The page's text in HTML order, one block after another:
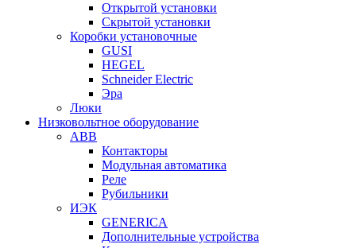
Открытой установки
Скрытой установки
Коробки установочные
GUSI
HEGEL
Schneider Electric
Эра
Люки
Низковольтное оборудование
ABB
Контакторы
Модульная автоматика
Реле
Рубильники
ИЭК
GENERICA
Дополнительные устройства